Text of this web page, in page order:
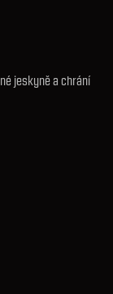
jeskyně a chrání